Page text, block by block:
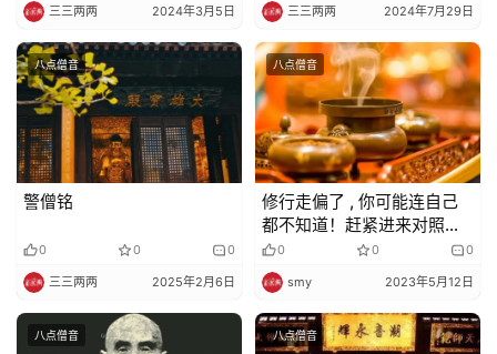
寺
院
巡
礼
视
频
纪
三三两两 2024年3月5日 三三两两 2024年7月29日
八点僧音
警僧铭
0 0 0
三三两两 2025年2月6日
八点僧音
修行走偏了 , 你可能连自己
都不知道！赶紧进来对照一
下0 0 0
smy 2023年5月12日
八点僧音 八点僧音